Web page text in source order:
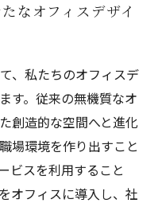
なオフィスデザイ
、私たちのオフィスデ
す。従来の無機質なオ
創造的な空間へと進化
場環境を作り出すこと
ビスを利用すること
オフィスに導入し、社